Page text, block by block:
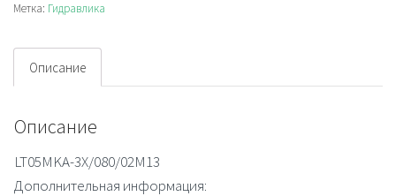
Метка: Гидравлика
Описание
Описание
LT05MKA-3X/080/02M13
Дополнительная информация: